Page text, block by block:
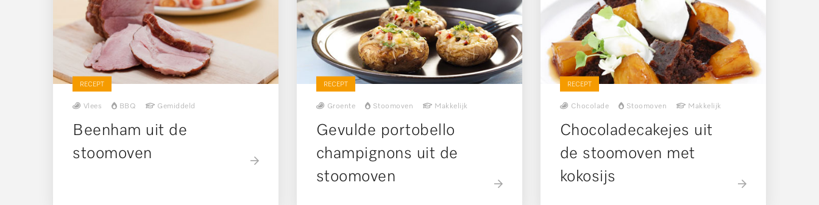
RECEPT
Vlees BBQ Gemiddeld
Beenham uit de
stoomoven
RECEPT
Groente Stoomoven Makkelijk
Gevulde portobello
champignons uit de
stoomoven
RECEPT
Chocolade Stoomoven Makkelijk
Chocoladecakejes uit
de stoomoven met
kokosijs